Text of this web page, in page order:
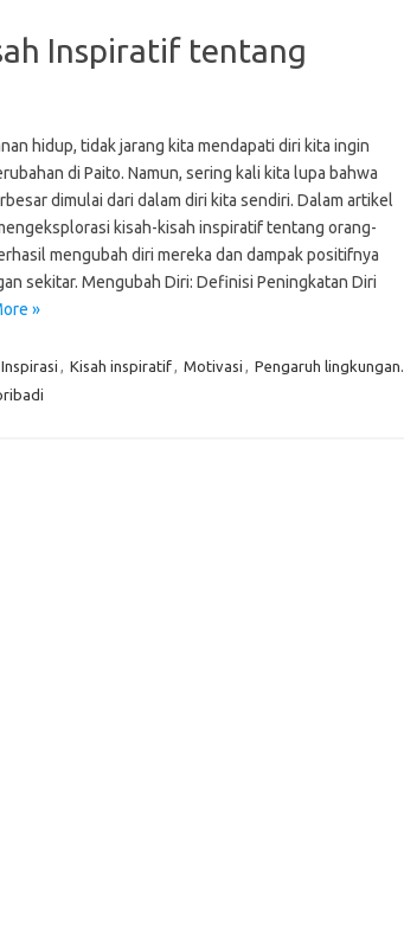
Inspiratif tentang
hidup, tidak jarang kita mendapati diri kita ingin
di Paito. Namun, sering kali kita lupa bahwa
dimulai dari dalam diri kita sendiri. Dalam artikel
kisah-kisah inspiratif tentang orang-
mengubah diri mereka dan dampak positifnya
sekitar. Mengubah Diri: Definisi Peningkatan Diri
»
Inspirasi , Kisah inspiratif, Motivasi , Pengaruh lingkungan.